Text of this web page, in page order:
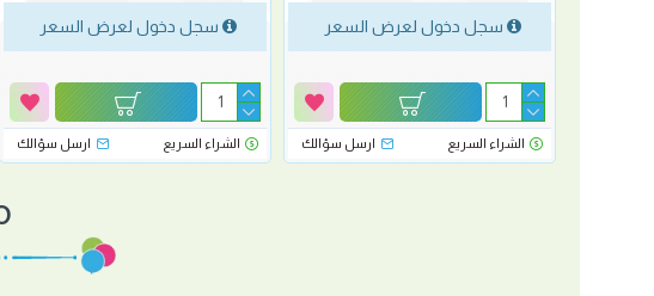
سجل دخول لعرض السعر
الشراء السريع ارسل سؤالك
سجل دخول لعرض السعر
الشراء السريع ارسل سؤالك